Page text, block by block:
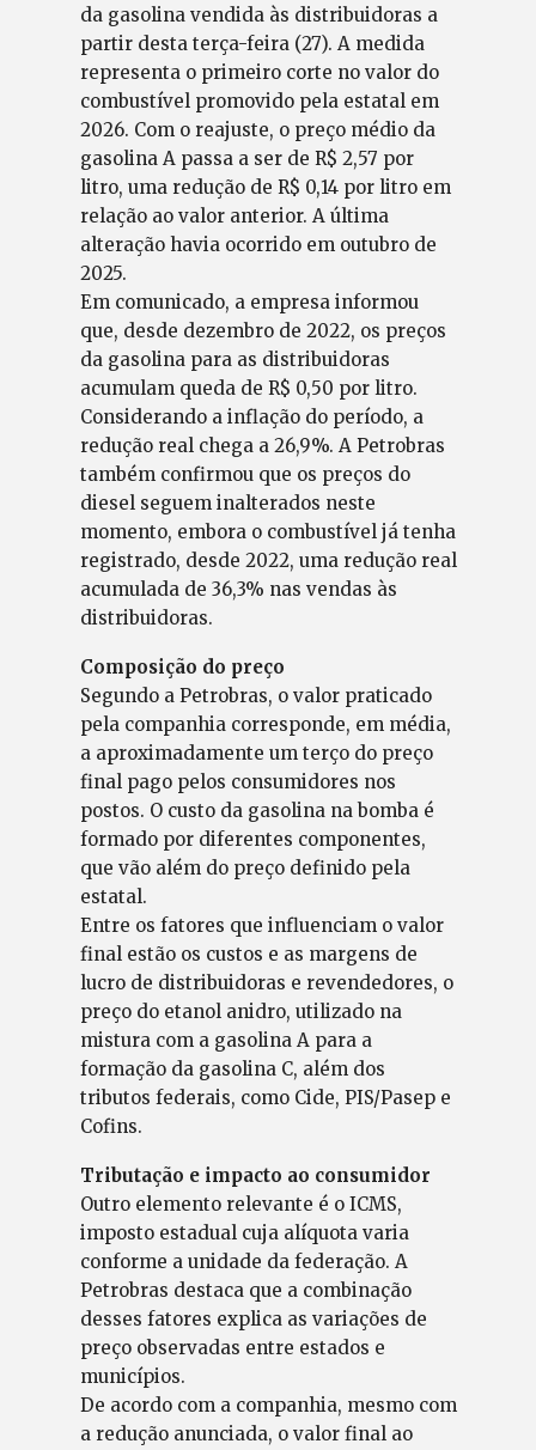
da gasolina vendida às distribuidoras a
partir desta terça-feira (27). A medida
representa o primeiro corte no valor do
combustível promovido pela estatal em
2026. Com o reajuste, o preço médio da
gasolina A passa a ser de R$ 2,57 por
litro, uma redução de R$ 0,14 por litro em
relação ao valor anterior. A última
alteração havia ocorrido em outubro de
2025.
Em comunicado, a empresa informou
que, desde dezembro de 2022, os preços
da gasolina para as distribuidoras
acumulam queda de R$ 0,50 por litro.
Considerando a inflação do período, a
redução real chega a 26,9%. A Petrobras
também confirmou que os preços do
diesel seguem inalterados neste
momento, embora o combustível já tenha
registrado, desde 2022, uma redução real
acumulada de 36,3% nas vendas às
distribuidoras.
Composição do preço
Segundo a Petrobras, o valor praticado
pela companhia corresponde, em média,
a aproximadamente um terço do preço
final pago pelos consumidores nos
postos. O custo da gasolina na bomba é
formado por diferentes componentes,
que vão além do preço definido pela
estatal.
Entre os fatores que influenciam o valor
final estão os custos e as margens de
lucro de distribuidoras e revendedores, o
preço do etanol anidro, utilizado na
mistura com a gasolina A para a
formação da gasolina C, além dos
tributos federais, como Cide, PIS/Pasep e
Cofins.
Tributação e impacto ao consumidor
Outro elemento relevante é o ICMS,
imposto estadual cuja alíquota varia
conforme a unidade da federação. A
Petrobras destaca que a combinação
desses fatores explica as variações de
preço observadas entre estados e
municípios.
De acordo com a companhia, mesmo com
a redução anunciada, o valor final ao